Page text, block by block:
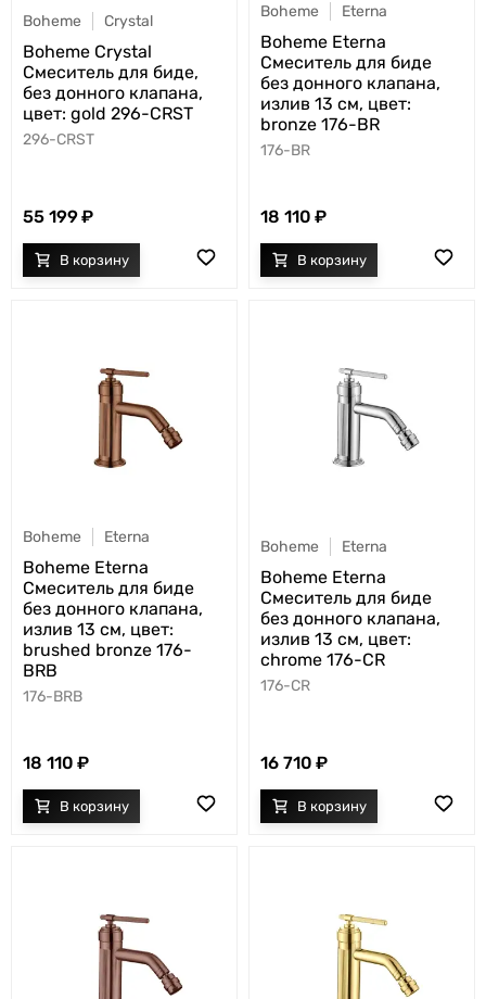
Boheme Crystal
Boheme Crystal
Смеситель для биде,
без донного клапана,
цвет: gold 296-CRST
296-CRST
55 199
Boheme Eterna
Boheme Eterna
Смеситель для биде
без донного клапана,
излив 13 см, цвет:
bronze 176-BR
176-BR
18 110
Boheme Eterna
Boheme Eterna
Смеситель для биде
без донного клапана,
излив 13 см, цвет:
brushed bronze 176-
BRB
176-BRB
18 110
Boheme Eterna
Boheme Eterna
Смеситель для биде
без донного клапана,
излив 13 см, цвет:
chrome 176-CR
176-CR
16 710